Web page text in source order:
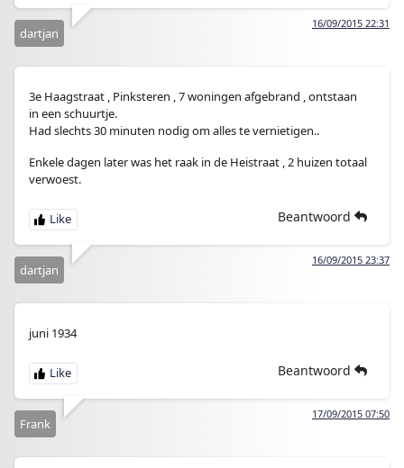
16/09/2015 22:31
dartjan
3e Haagstraat , Pinksteren , 7 woningen afgebrand , ontstaan
in een schuurtje.
Had slechts 30 minuten nodig om alles te vernietigen..
Enkele dagen later was het raak in de Heistraat , 2 huizen totaal
verwoest.
Beantwoord
16/09/2015 23:37
dartjan
juni 1934
Beantwoord
17/09/2015 07:50
Frank